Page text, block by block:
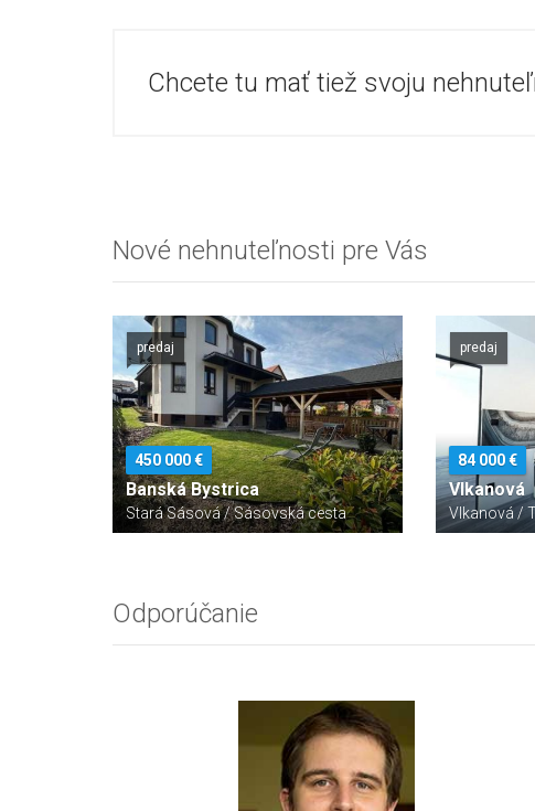
Chcete tu mať tiež svoju
Nové nehnuteľnosti pre Vás
predaj
450 000 €
Banská Bystrica
Stará Sásová / Sásovská cesta
predaj
84 000 €
Vlkanová
Vlkanová /
Odporúčanie